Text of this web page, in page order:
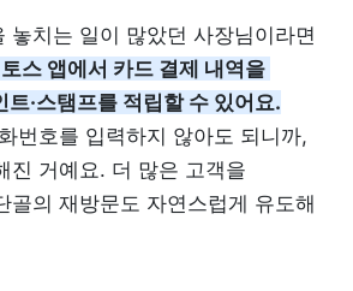
도소매
도・소매업
꽃집
무인매장
놓치는 일이 많았던 사장님이라면
스 앱에서 카드 결제 내역을
트·스탬프를 적립할 수 있어요.
번호를 입력하지 않아도 되니까,
진 거예요. 더 많은 고객을
골의 재방문도 자연스럽게 유도해